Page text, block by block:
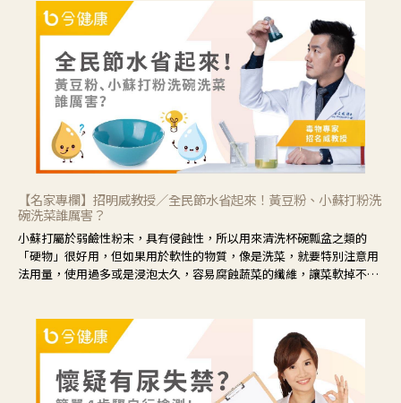
候就要使用菊花、金銀花來治療；假如單純的眼睛乾澀，結膜沒有紅，
眼睛周圍沒有眼屎，這種情況是屬於「陰虛」，就可以使用枸杞、蓮
藕、麥門冬、山藥等比較滋潤的藥材，效果就更顯著。
【名家專欄】招明威教授／全民節水省起來！黃豆粉、小蘇打粉洗
碗洗菜誰厲害？
小蘇打屬於弱鹼性粉末，具有侵蝕性，所以用來清洗杯碗瓢盆之類的
「硬物」很好用，但如果用於軟性的物質，像是洗菜，就要特別注意用
法用量，使用過多或是浸泡太久，容易腐蝕蔬菜的纖維，讓菜軟掉不清